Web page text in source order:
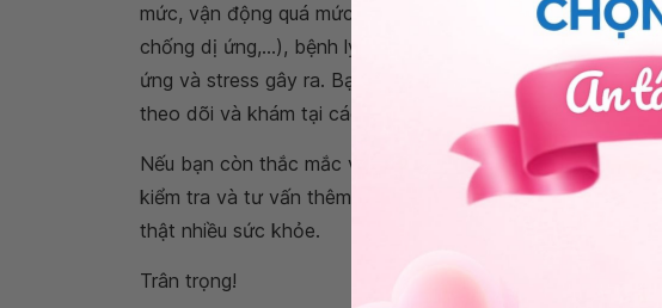
mức, vận động quá mức, stress, tác dụng phụ của thuốc
chống dị ứng,...), bệnh lý phụ khoa, rối loạn nội tiết.
ứng và stress gây ra. Bạn có thể kiểm tra thêm bằng que
theo dõi và khám tại các cơ sở y tế chuyên khoa nếu
Nếu bạn còn thắc mắc về chậm kinh, bạn có thể đến
kiểm tra và tư vấn thêm bạn nhé. Cảm ơn bạn đã tin
thật nhiều sức khỏe.
Trân trọng!